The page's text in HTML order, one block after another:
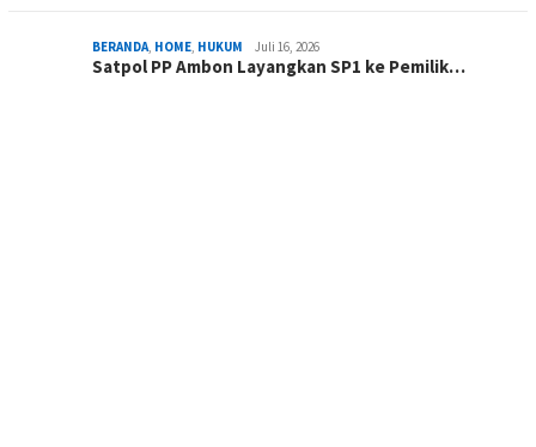
BERANDA HOME HUKUM Juli 16, 2026
Satpol PP Ambon Layangkan SP1 ke Pemilik…